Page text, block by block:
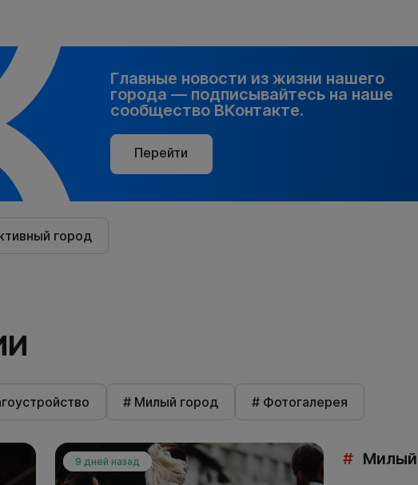
Главные новости из жизни нашего
города — подписывайтесь на наше
сообщество ВКонтакте.
Перейти
город
# Милый город # Фотогалерея
9 дней назад # Милый